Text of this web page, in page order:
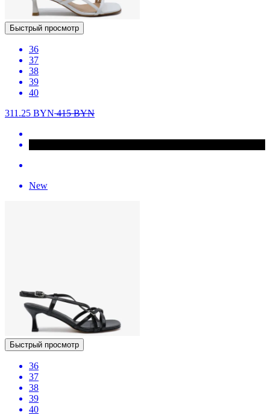
Быстрый просмотр
36
37
38
39
40
311.25 BYN415BYN
New
Быстрый просмотр
36
37
38
39
40